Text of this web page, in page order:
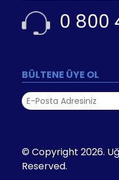
0 800
BÜLTENE ÜYE OL
© Copyright 2026.
Reserved.